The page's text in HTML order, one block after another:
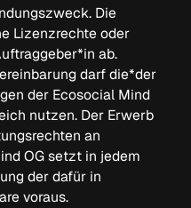
Die
Lizenzrechte oder
ab.
darf die*der
der Ecosocial Mind
nutzen. Der Erwerb
an
OG setzt in jedem
der dafür in
voraus.